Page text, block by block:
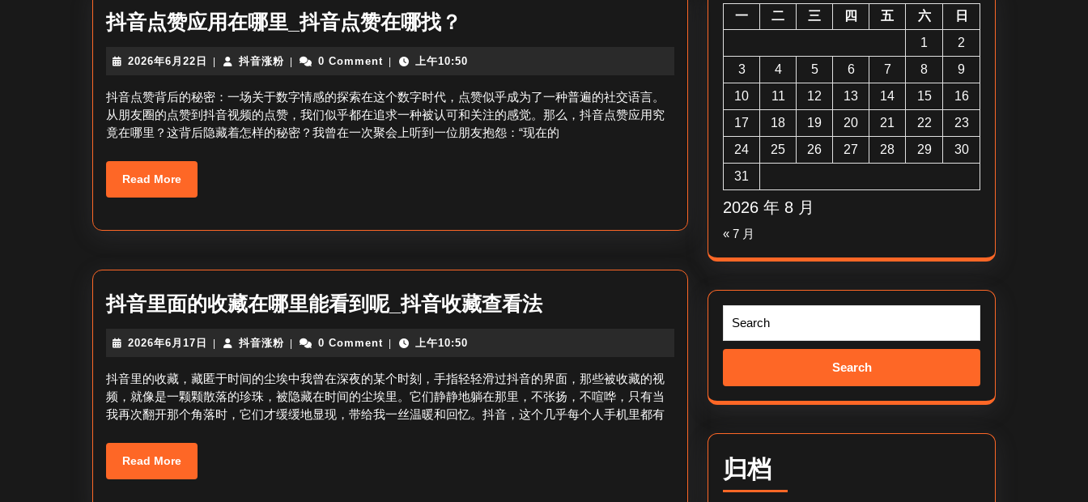
抖音点赞应用在哪里_抖音点赞在哪找？
点
赞
应
用
抖
音
点
赞
哪
找？
2026年6月22日
2026
6
月
22
日
抖音涨粉抖
涨
粉
0 Comment 上午10:50
抖音点赞背后的秘密：一场关于数字情感的探索在这个数字时代，点赞似乎成为了一种普遍的社交语言。
从朋友圈的点赞到抖音视频的点赞，我们似乎都在追求一种被认可和关注的感觉。那么，抖音点赞应用究
竟在哪里？这背后隐藏着怎样的秘密？我曾在一次聚会上听到一位朋友抱怨：“现在的
Read MoreRead
More
抖音里面的收藏在哪里能看到呢_抖音收藏查看法抖
面
的
收
2026年6月17日
2026
6
月
17
日
抖音涨粉抖
涨
粉
0 Comment 上午10:50
抖音里的收藏，藏匿于时间的尘埃中我曾在深夜的某个时刻，手指轻轻滑过抖音的界面，那些被收藏的视
频，就像是一颗颗散落的珍珠，被隐藏在时间的尘埃里。它们静静地躺在那里，不张扬，不喧哗，只有当
我再次翻开那个角落时，它们才缓缓地显现，带给我一丝温暖和回忆。抖音，这个几乎每个人手机里都有
Read MoreRead
More
2026 年 8 月
一 二 三 四 五 六
日
1
2
3
4 5 6 7 8
9
10
11 12 13 14 15
16
17
18 19 20 21 22
23
24
25 26 27 28 29
30
31
« 7 月
Search
归档